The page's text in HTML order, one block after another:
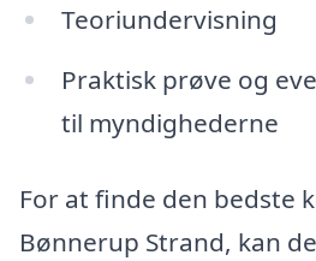
Teoriundervisning
Praktisk prøve og
til myndighederne
For at finde den bedste
Bønnerup Strand, kan